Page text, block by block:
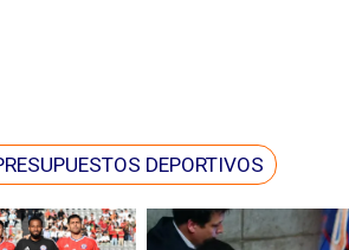
DEPORTIVOS